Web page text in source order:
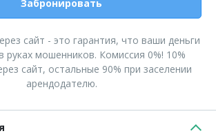
Забронировать
сайт - это гарантия, что ваши деньги
руках мошенников. Комиссия 0%! 10%
сайт, остальные 90% при заселении
арендодателю.